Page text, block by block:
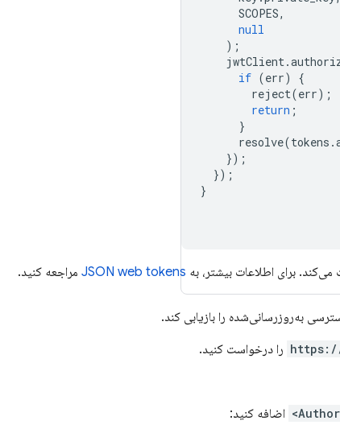
SCOPES,
null
);
jwtClient.
if (err)
{
reject(err);
return ;
}
resolve(tokens .
});
});
}
JSON web tokens مراجعه کنید.
به‌روزرسانی‌شده را بازیابی کند.
https:// را درخواست کنید.
اضافه کنید: